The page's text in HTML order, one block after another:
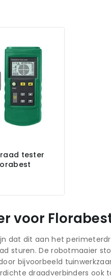
tester
voor
dat dit aan het
sturen. De robotmaaier
bijvoorbeeld
draadverbinders ook